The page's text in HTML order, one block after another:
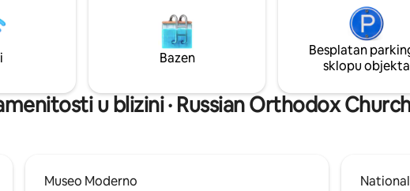
s odličnim pristupom
barovima i tango mjestima.
Fi, radni stol 0 - 24, bazen na
za roštilj i praonica rublja.
ogromnoj terasi na krovu s bazenom,
solarijem, prostorom za roštilj i
praonicom. Doživite jedinstvenu,
elegantnu atmosferu s vrhunskim
namještajem i odličnom lokacijom.
Bazen
Besplatan
sklopu objekta
u blizini · Russian Orthodox
Museo Moderno